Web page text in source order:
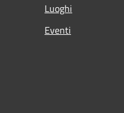
Luoghi
Eventi